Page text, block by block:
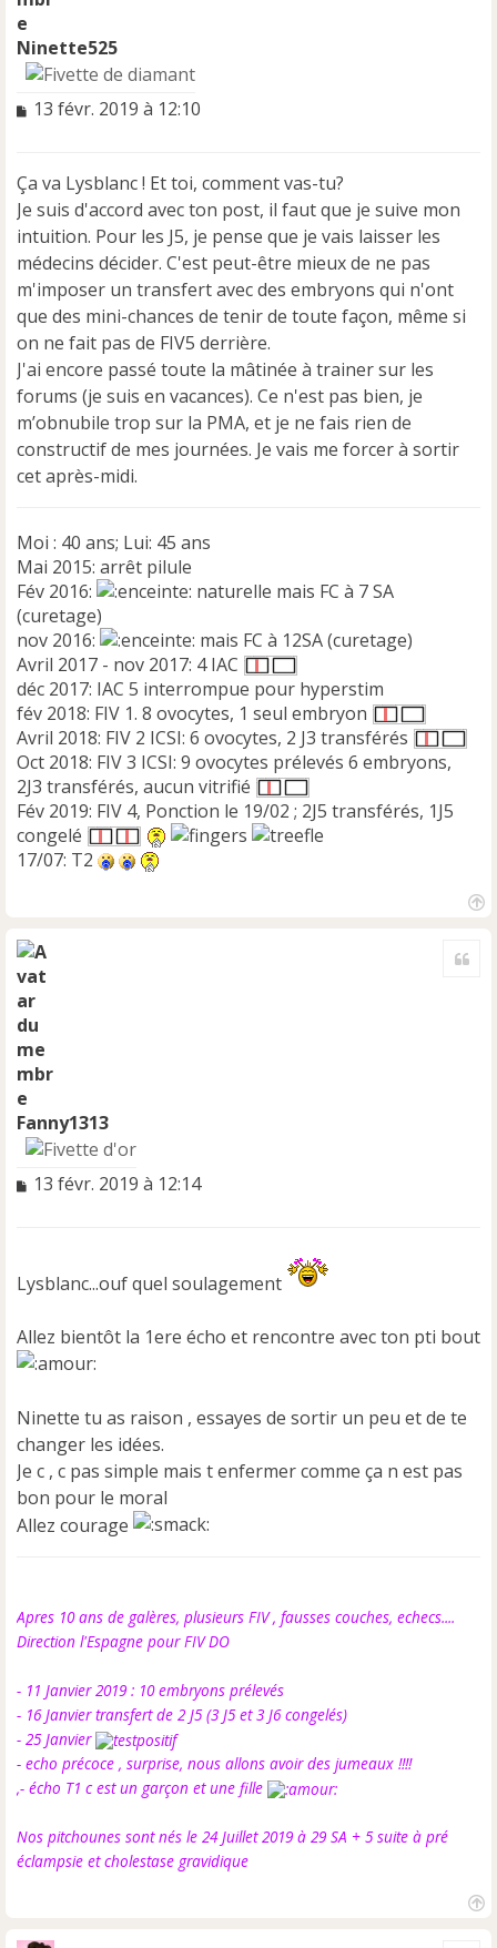
Ninette525
M
a
g
e
n
o
n
l
u
13 févr. 2019 à 12:10
Ça va Lysblanc ! Et toi, comment vas-tu?
Je suis d'accord avec ton post, il faut que je suive mon
intuition. Pour les J5, je pense que je vais laisser les
médecins décider. C'est peut-être mieux de ne pas
m'imposer un transfert avec des embryons qui n'ont
que des mini-chances de tenir de toute façon, même si
on ne fait pas de FIV5 derrière.
J'ai encore passé toute la mâtinée à trainer sur les
forums (je suis en vacances). Ce n'est pas bien, je
m’obnubile trop sur la PMA, et je ne fais rien de
constructif de mes journées. Je vais me forcer à sortir
cet après-midi.
Moi : 40 ans; Lui: 45 ans
Mai 2015: arrêt pilule
Fév 2016:
naturelle mais FC à 7 SA
(curetage)
nov 2016:
mais FC à 12SA (curetage)
Avril 2017 - nov 2017: 4 IAC
déc 2017: IAC 5 interrompue pour hyperstim
fév 2018: FIV 1. 8 ovocytes, 1 seul embryon
Avril 2018: FIV 2 ICSI: 6 ovocytes, 2 J3 transférés
Oct 2018: FIV 3 ICSI: 9 ovocytes prélevés 6 embryons,
2J3 transférés, aucun vitrifié
Fév 2019: FIV 4, Ponction le 19/02 ; 2J5 transférés, 1J5
congelé
17/07: T2
Fanny1313
M
g
n
o
n
u
13 févr. 2019 à 12:14
Lysblanc...ouf quel soulagement
Allez bientôt la 1ere écho et rencontre avec ton pti bout
Ninette tu as raison , essayes de sortir un peu et de te
changer les idées.
Je c , c pas simple mais t enfermer comme ça n est pas
bon pour le moral
Allez courage
Apres 10 ans de galères, plusieurs FIV , fausses couches, echecs....
Direction l'Espagne pour FIV DO
- 11 Janvier 2019 : 10 embryons prélevés
- 16 Janvier transfert de 2 J5 (3 J5 et 3 J6 congelés)
- 25 Janvier
- echo précoce , surprise, nous allons avoir des jumeaux !!!!
,- écho T1 c est un garçon et une fille
Nos pitchounes sont nés le 24 Juillet 2019 à 29 SA + 5 suite à pré
éclampsie et cholestase gravidique